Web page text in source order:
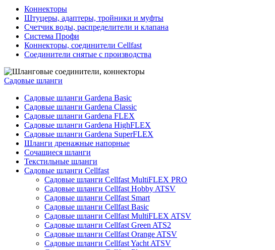
Коннекторы
Штуцеры, адаптеры, тройники и муфты
Счетчик воды, распределители и клапана
Система Профи
Коннекторы, соединители Cellfast
Соединители снятые с производства
Садовые шланги
Садовые шланги Gardena Basic
Садовые шланги Gardena Classic
Садовые шланги Gardena FLEX
Садовые шланги Gardena HighFLEX
Садовые шланги Gardena SuperFLEX
Шланги дренажные напорные
Сочащиеся шланги
Текстильные шланги
Садовые шланги Cellfast
Садовые шланги Cellfast MultiFLEX PRO
Садовые шланги Cellfast Hobby ATSV
Садовые шланги Cellfast Smart
Садовые шланги Cellfast Basic
Садовые шланги Cellfast MultiFLEX ATSV
Садовые шланги Cellfast Green ATS2
Садовые шланги Cellfast Orange ATSV
Садовые шланги Cellfast Yacht ATSV